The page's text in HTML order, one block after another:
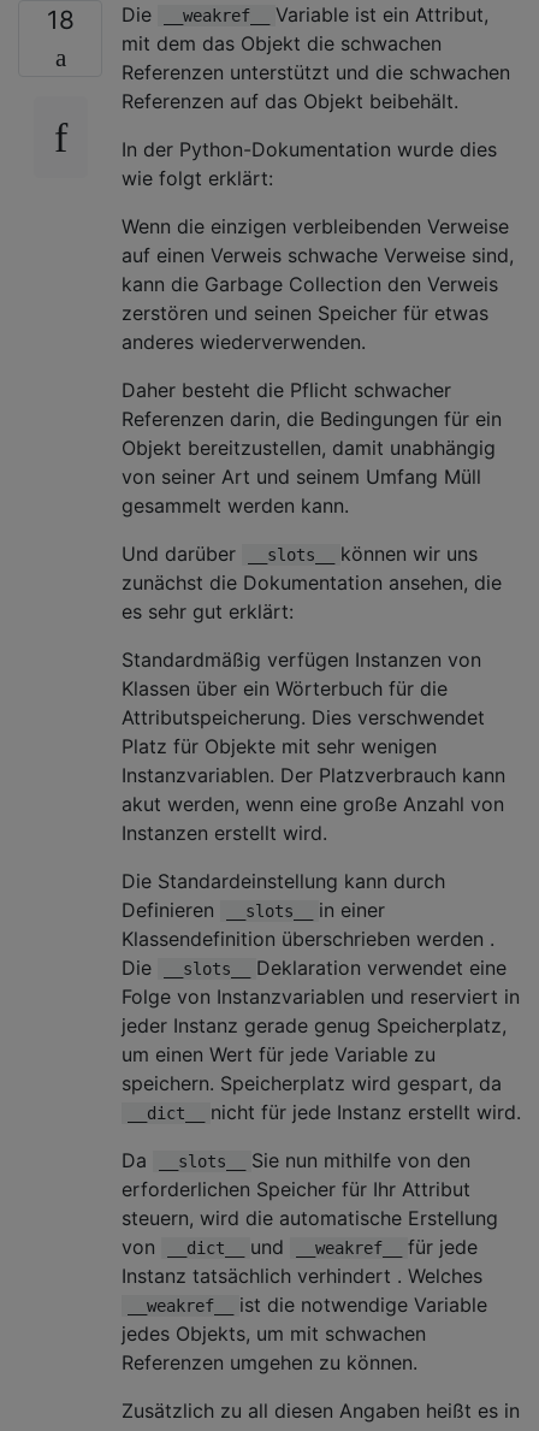
18 Die __weakref__
Variable ist ein Attribut,
mit dem das Objekt die schwachen
Referenzen unterstützt und die schwachen
Referenzen auf das Objekt beibehält.
In der Python-Dokumentation wurde dies
wie folgt erklärt:
Wenn die einzigen verbleibenden Verweise
auf einen Verweis schwache Verweise sind,
kann die Garbage Collection den Verweis
zerstören und seinen Speicher für etwas
anderes wiederverwenden.
Daher besteht die Pflicht schwacher
Referenzen darin, die Bedingungen für ein
Objekt bereitzustellen, damit unabhängig
von seiner Art und seinem Umfang Müll
gesammelt werden kann.
Und darüber
__slots__
können wir uns
zunächst die Dokumentation ansehen, die
es sehr gut erklärt:
Standardmäßig verfügen Instanzen von
Klassen über ein Wörterbuch für die
Attributspeicherung. Dies verschwendet
Platz für Objekte mit sehr wenigen
Instanzvariablen. Der Platzverbrauch kann
akut werden, wenn eine große Anzahl von
Instanzen erstellt wird.
Die Standardeinstellung kann durch
Definieren
__slots__
in einer
Klassendefinition überschrieben werden .
Die
__slots__
Deklaration verwendet eine
Folge von Instanzvariablen und reserviert in
jeder Instanz gerade genug Speicherplatz,
um einen Wert für jede Variable zu
speichern. Speicherplatz wird gespart, da
__dict__
nicht für jede Instanz erstellt wird.
Da
__slots__
Sie nun mithilfe von den
erforderlichen Speicher für Ihr Attribut
steuern, wird die automatische Erstellung
von
__dict__ und __weakref__
für jede
Instanz tatsächlich verhindert . Welches
__weakref__
ist die notwendige Variable
jedes Objekts, um mit schwachen
Referenzen umgehen zu können.
Zusätzlich zu all diesen Angaben heißt es in